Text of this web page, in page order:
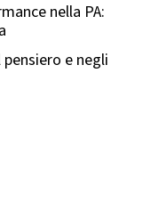
nella PA:
e negli